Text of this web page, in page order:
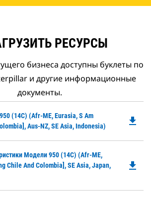
РЕСУРСЫ
бизнеса доступны буклеты по
и другие информационные
документы.
(14C) (Afr-ME, Eurasia, S Am
Aus-NZ, SE Asia, Indonesia)
file_download
Модели 950 (14C) (Afr-ME,
Chile And Colombia], SE Asia, Japan,
file_download